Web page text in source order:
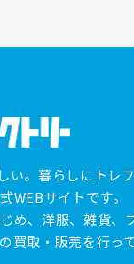
い。暮らしにトレ
WEBサイトです。
め、洋服、雑貨、
買取・販売を行っ